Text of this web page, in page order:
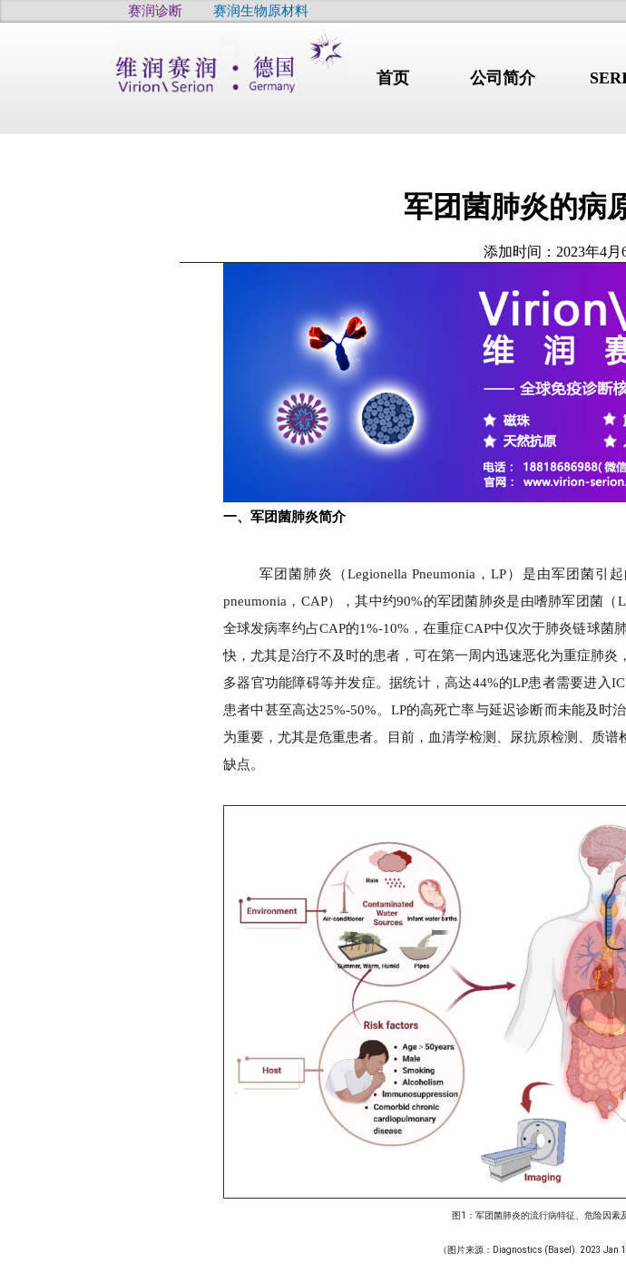
赛润诊断 赛润生物原材料
首页 公司简介
公
是全
DIN
耘
的生
/NEWS
干燥综合征：不只是”口
干眼干”的系统性自身免
2026.08.03
高品质 b2GP1 自免抗原产品详解
高品质 GBM 自免抗原产品详解
高品质 Jo-1 自免抗原产品详解
高品质 La/SSB 自免抗原产品详解
查看全部动态
军团菌肺炎的病
添加时间：2023年4月
一、军团菌肺炎简介
军团菌肺炎（Legionella Pneumonia，LP）是由军团菌引
pneumonia，CAP），其中约90%的军团菌肺炎是由嗜肺军团菌（
全球发病率约占CAP的1%-10%，在重症CAP中仅次于肺炎链球菌
快，尤其是治疗不及时的患者，可在第一周内迅速恶化为重症肺
多器官功能障碍等并发症。据统计，高达44%的LP患者需要进入
患者中甚至高达25%-50%。LP的高死亡率与延迟诊断而未能及时
为重要，尤其是危重患者。目前，血清学检测、尿抗原检测、质
缺点。
图1：军团菌肺炎的流行病特征、危险因素
（图片来源：Diagnostics (Basel). 2023 Jan